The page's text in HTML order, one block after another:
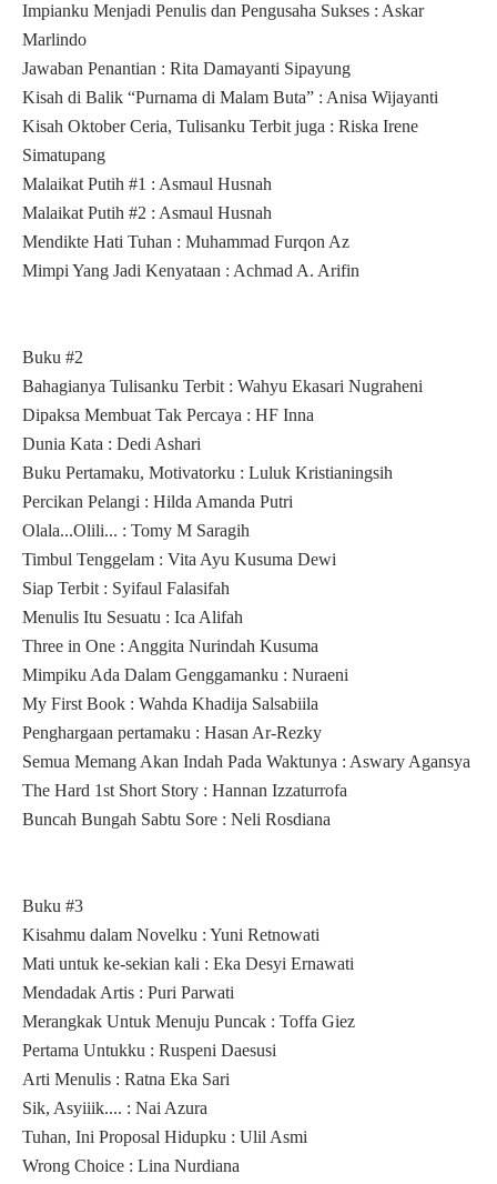
Impianku Menjadi Penulis dan Pengusaha Sukses : Askar
Marlindo
Jawaban Penantian : Rita Damayanti Sipayung
Kisah di Balik “Purnama di Malam Buta” : Anisa Wijayanti
Kisah Oktober Ceria, Tulisanku Terbit juga : Riska Irene
Simatupang
Malaikat Putih #1 : Asmaul Husnah
Malaikat Putih #2 : Asmaul Husnah
Mendikte Hati Tuhan : Muhammad Furqon Az
Mimpi Yang Jadi Kenyataan : Achmad A. Arifin
Buku #2
Bahagianya Tulisanku Terbit : Wahyu Ekasari Nugraheni
Dipaksa Membuat Tak Percaya : HF Inna
Dunia Kata : Dedi Ashari
Buku Pertamaku, Motivatorku : Luluk Kristianingsih
Percikan Pelangi : Hilda Amanda Putri
Olala...Olili... : Tomy M Saragih
Timbul Tenggelam : Vita Ayu Kusuma Dewi
Siap Terbit : Syifaul Falasifah
Menulis Itu Sesuatu : Ica Alifah
Three in One : Anggita Nurindah Kusuma
Mimpiku Ada Dalam Genggamanku : Nuraeni
My First Book : Wahda Khadija Salsabiila
Penghargaan pertamaku : Hasan Ar-Rezky
Semua Memang Akan Indah Pada Waktunya : Aswary Agansya
The Hard 1st Short Story : Hannan Izzaturrofa
Buncah Bungah Sabtu Sore : Neli Rosdiana
Buku #3
Kisahmu dalam Novelku : Yuni Retnowati
Mati untuk ke-sekian kali : Eka Desyi Ernawati
Mendadak Artis : Puri Parwati
Merangkak Untuk Menuju Puncak : Toffa Giez
Pertama Untukku : Ruspeni Daesusi
Arti Menulis : Ratna Eka Sari
Sik, Asyiiik.... : Nai Azura
Tuhan, Ini Proposal Hidupku : Ulil Asmi
Wrong Choice : Lina Nurdiana